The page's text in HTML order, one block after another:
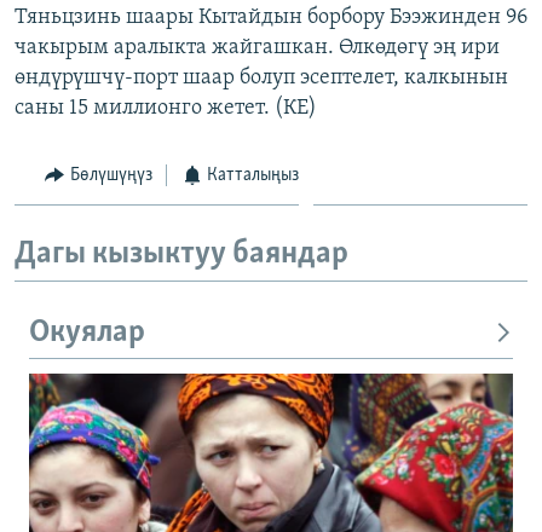
Тяньцзинь шаары Кытайдын борбору Бээжинден 96
чакырым аралыкта жайгашкан. Өлкөдөгү эң ири
өндүрүшчү-порт шаар болуп эсептелет, калкынын
саны 15 миллионго жетет. (КЕ)
Бөлүшүңүз Катталыңыз
Дагы кызыктуу баяндар
Окуялар